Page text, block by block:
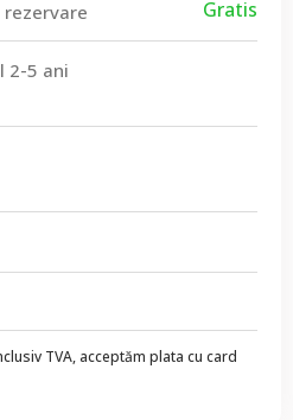
Gratis
2-5 ani
TVA, acceptăm plata cu card